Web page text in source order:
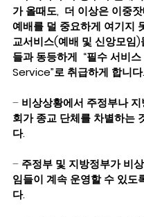
가 올때도,  더 이상은 이중
예배를 덜 중요하게 여기지
교서비스(예배 및 신앙모임)
들과 동등하게  “필수 서비
Service”로 취급하게 합니다.
– 비상상황에서 주정부나
회가 종교 단체를 차별하는
다.
– 주정부 및 지방정부가 비
임들이 계속 운영할 수 있도
다.